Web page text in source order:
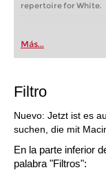
repertoire for White.
Más...
Filtro
Nuevo: Jetzt ist es
suchen, die mit
En la parte inferior
palabra "Filtros":